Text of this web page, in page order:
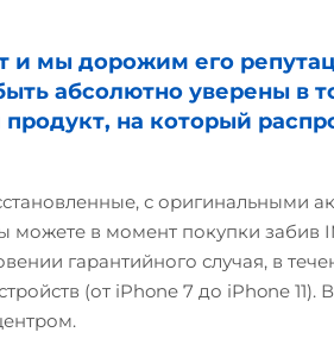
и мы дорожим его
абсолютно уверены в
на который
с оригинальными
можете в момент покупки забив
гарантийного случая, в
(от iPhone 7 до iPhone